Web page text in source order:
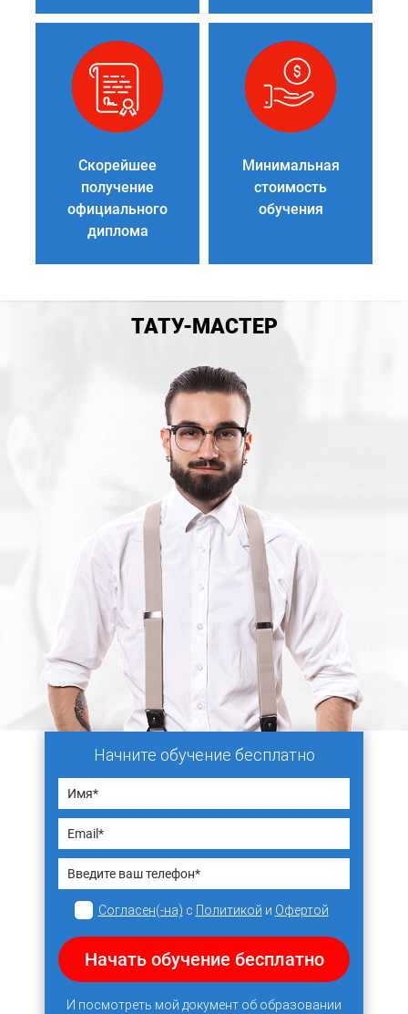
Скорейшее
получение
официального
диплома
Минимальная
стоимость
обучения
ТАТУ-МАСТЕР
Начните обучение бесплатно
Согласен(-на) с Политикой и Офертой
Начать обучение бесплатно
И посмотреть мой документ об образовании